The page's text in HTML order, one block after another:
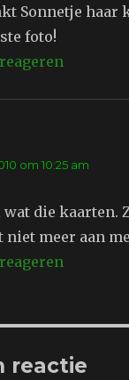
Sonnetje haar
foto!
om 10:25 am
die kaarten.
niet meer aan
reactie